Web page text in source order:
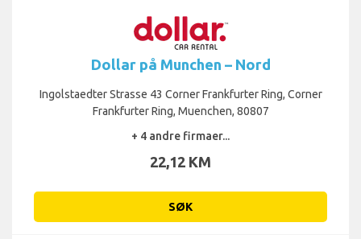
Dollar på Munchen – Nord
Ingolstaedter Strasse 43 Corner Frankfurter Ring, Corner
Frankfurter Ring, Muenchen, 80807
+ 4 andre firmaer...
22,12 KM
SØK